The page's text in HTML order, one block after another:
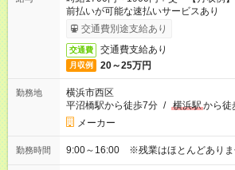
前払いが可能な速払いサービスあり
交通費別途支給あり
交通費 交通費支給あり
月収例 20～25万円
勤務地
横浜市西区
平沼橋駅から徒歩7分 / 横浜駅から徒
メーカー
勤務時間 9:00～16:00 ※残業はほとんどありま